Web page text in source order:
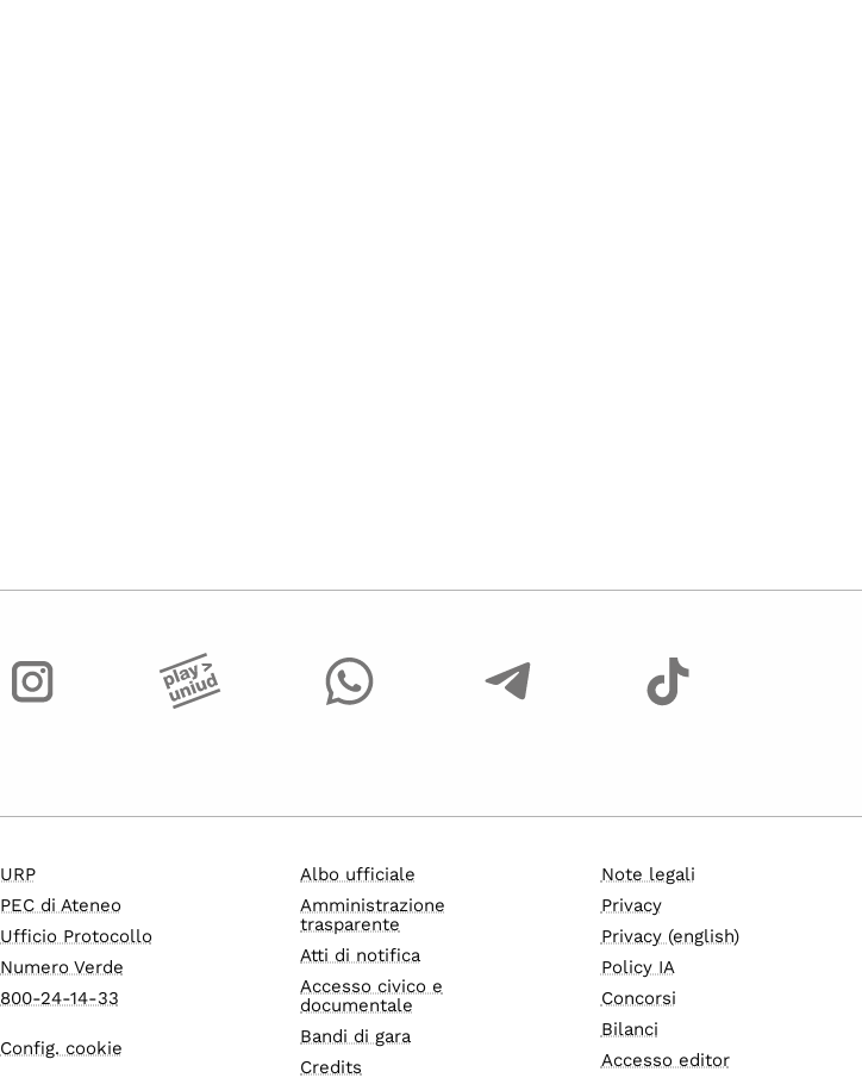
URP
PEC di Ateneo
Ufficio Protocollo
Numero Verde
800-24-14-33
Config. cookie
Albo ufficiale
Amministrazione
trasparente
Atti di notifica
Accesso civico e
documentale
Bandi di gara
Credits
Note legali
Privacy
Privacy (english)
Policy IA
Concorsi
Bilanci
Accesso editor